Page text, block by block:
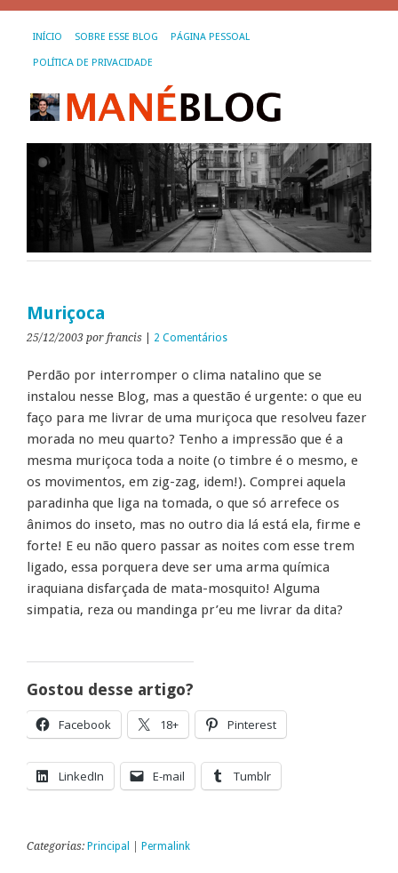
INÍCIO SOBRE ESSE BLOG PÁGINA PESSOAL
POLÍTICA DE PRIVACIDADE
Muriçoca
25/12/2003 por francis 2 Comentários
Perdão por interromper o clima natalino que se
instalou nesse Blog, mas a questão é urgente: o que eu
faço para me livrar de uma muriçoca que resolveu fazer
morada no meu quarto? Tenho a impressão que é a
mesma muriçoca toda a noite (o timbre é o mesmo, e
os movimentos, em zig-zag, idem!). Comprei aquela
paradinha que liga na tomada, o que só arrefece os
ânimos do inseto, mas no outro dia lá está ela, firme e
forte! E eu não quero passar as noites com esse trem
ligado, essa porquera deve ser uma arma química
iraquiana disfarçada de mata-mosquito! Alguma
simpatia, reza ou mandinga pr’eu me livrar da dita?
Gostou desse artigo?
Facebook 18+ Pinterest
LinkedIn E-mail Tumblr
Categorias: Principal Permalink